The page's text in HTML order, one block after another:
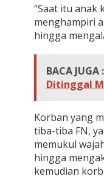
u
i
a
n
k
“Saat itu anak
menghampiri
hingga
BACA JUGA :
Ditinggal
Korban yang
tiba-tiba FN,
memukul
hingga
kemudian